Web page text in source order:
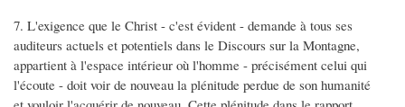
7. L'exigence que le Christ - c'est évident - demande à tous ses
auditeurs actuels et potentiels dans le Discours sur la Montagne,
appartient à l'espace intérieur où l'homme - précisément celui qui
l'écoute - doit voir de nouveau la plénitude perdue de son humanité